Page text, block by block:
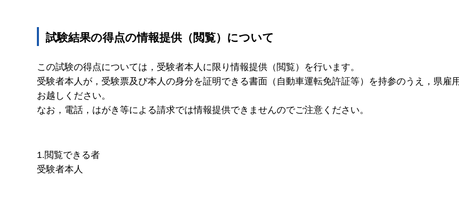
試験結果の得点の情報提供（閲覧）について
この試験の得点については，受験者本人に限り情報提供（閲覧）を行います。
受験者本人が，受験票及び本人の身分を証明できる書面（自動車運転免許証等）を持参のうえ，県雇
お越しください。
なお，電話，はがき等による請求では情報提供できませんのでご注意ください。
1.閲覧できる者
受験者本人